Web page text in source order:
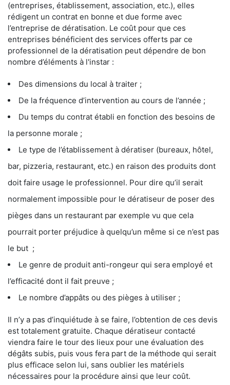
(entreprises, établissement, association, etc.), elles
rédigent un contrat en bonne et due forme avec
l’entreprise de dératisation. Le coût pour que ces
entreprises bénéficient des services offerts par ce
professionnel de la dératisation peut dépendre de bon
nombre d’éléments à l'instar :
Des dimensions du local à traiter ;
De la fréquence d’intervention au cours de l’année ;
Du temps du contrat établi en fonction des besoins de
la personne morale ;
Le type de l’établissement à dératiser (bureaux, hôtel,
bar, pizzeria, restaurant, etc.) en raison des produits dont
doit faire usage le professionnel. Pour dire qu’il serait
normalement impossible pour le dératiseur de poser des
pièges dans un restaurant par exemple vu que cela
pourrait porter préjudice à quelqu’un même si ce n’est pas
le but ;
Le genre de produit anti-rongeur qui sera employé et
l’efficacité dont il fait preuve ;
Le nombre d’appâts ou des pièges à utiliser ;
Il n’y a pas d’inquiétude à se faire, l’obtention de ces devis
est totalement gratuite. Chaque dératiseur contacté
viendra faire le tour des lieux pour une évaluation des
dégâts subis, puis vous fera part de la méthode qui serait
plus efficace selon lui, sans oublier les matériels
nécessaires pour la procédure ainsi que leur coût.